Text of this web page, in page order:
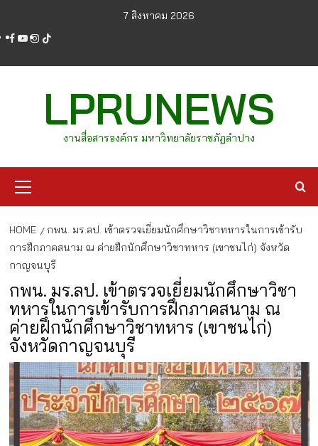
content
7 สิงหาคม 2026
facebook
youtube
instagram
tiktok
LPRUNEWS
งานสื่อสารองค์กร มหาวิทยาลัยราชภัฏลำปาง
Menu
HOME
กพน. มร.ลป. เข้าตรวจเยี่ยมนักศึกษาวิชาทหารในการเข้ารับ
การฝึกภาคสนาม ณ ค่ายฝึกนักศึกษาวิชาทหาร (เขาชนไก่) จังหวัด
กาญจนบุรี
กพน. มร.ลป. เข้าตรวจเยี่ยมนักศึกษาวิชา
ทหารในการเข้ารับการฝึกภาคสนาม ณ
ค่ายฝึกนักศึกษาวิชาทหาร (เขาชนไก่)
จังหวัดกาญจนบุรี